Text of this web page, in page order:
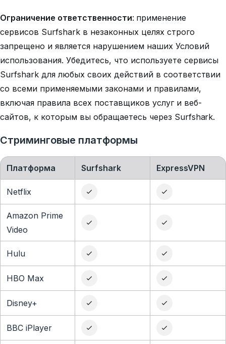
Ограничение ответственности: применение
сервисов Surfshark в незаконных целях строго
запрещено и является нарушением наших Условий
использования. Убедитесь, что используете сервисы
Surfshark для любых своих действий в соответствии
со всеми применяемыми законами и правилами,
включая правила всех поставщиков услуг и веб-
сайтов, к которым вы обращаетесь через Surfshark.
Стриминговые платформы
Платформа Surfshark ExpressVPN
Netflix
Amazon Prime
Video
Hulu
HBO Max
Disney+
BBC iPlayer